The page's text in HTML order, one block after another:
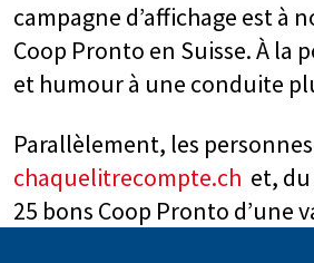
campagne d’affichage est à
Coop Pronto en Suisse. À la
et humour à une conduite
Parallèlement, les
chaquelitrecompte.ch et,
25 bons Coop Pronto d’une